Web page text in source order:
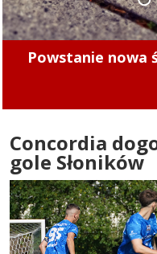
Minęły 4 lata.
Concordia
gole Słoników